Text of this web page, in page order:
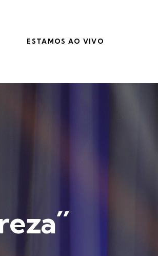
ESTAMOS AO VIVO